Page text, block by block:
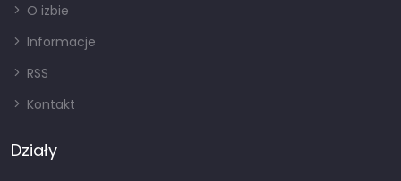
O izbie
Informacje
RSS
Kontakt
Działy